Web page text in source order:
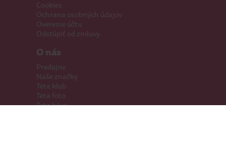
Cookies
Ochrana osobných údajov
Overenie účtu
Odstúpiť od zmluvy
O nás
Predajne
Naše značky
Teta klub
Teta foto
Teta káva